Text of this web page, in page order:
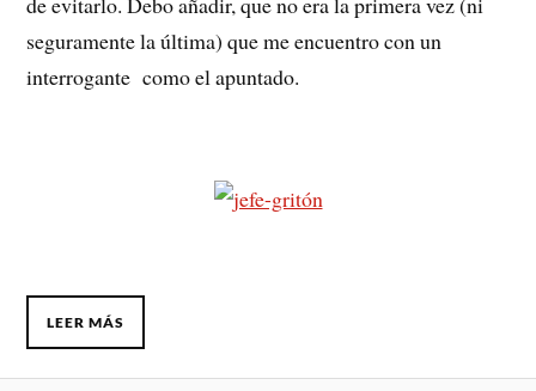
seguramente la última) que me encuentro con un
interrogante como el apuntado.
LEER MÁS